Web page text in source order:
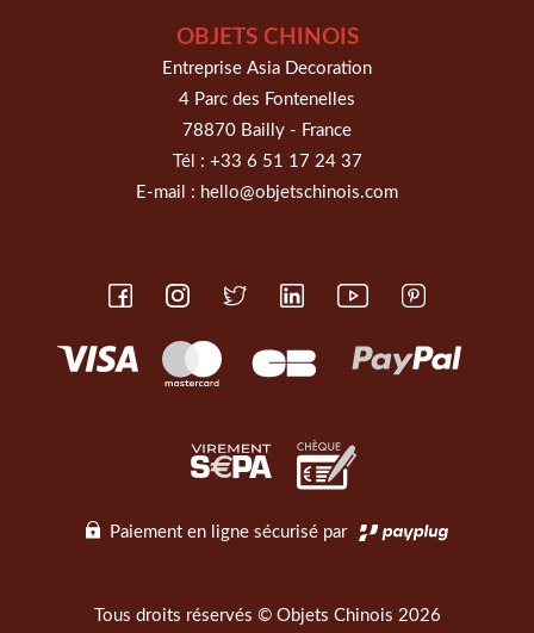
OBJETS CHINOIS
Entreprise Asia Decoration
4 Parc des Fontenelles
78870 Bailly - France
Tél : +33 6 51 17 24 37
E-mail : hello@objetschinois.com
Paiement en ligne sécurisé par
Tous droits réservés © Objets Chinois 2026